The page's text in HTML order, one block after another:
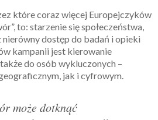
które coraz więcej Europejczyków
to: starzenie się społeczeństwa,
dostęp do badań i opieki
kampanii jest kierowanie
do osób wykluczonych –
jak i cyfrowym.
może dotknąć